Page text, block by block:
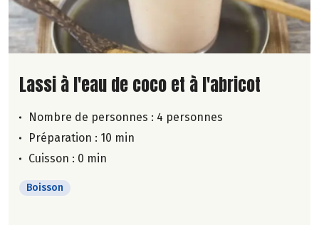
Lire la suite de la recette
Lassi à l'eau de coco et à l'abricot
Nombre de personnes : 4 personnes
Préparation : 10 min
Cuisson : 0 min
Boisson